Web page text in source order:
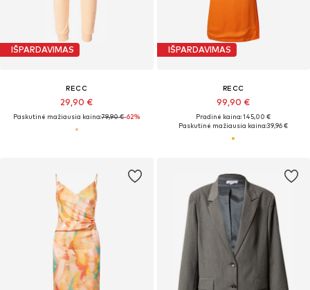
IŠPARDAVIMAS
RECC
29,90 €
Paskutinė mažiausia kaina:79,90 €-62%
IŠPARDAVIMAS
RECC
99,90 €
Pradinė kaina: 145,00 €
Paskutinė mažiausia kaina:39,96 €